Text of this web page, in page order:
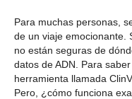
Para muchas personas,
de un viaje emocionante.
no están seguras de
datos de ADN. Para
herramienta llamada
Pero, ¿cómo funciona